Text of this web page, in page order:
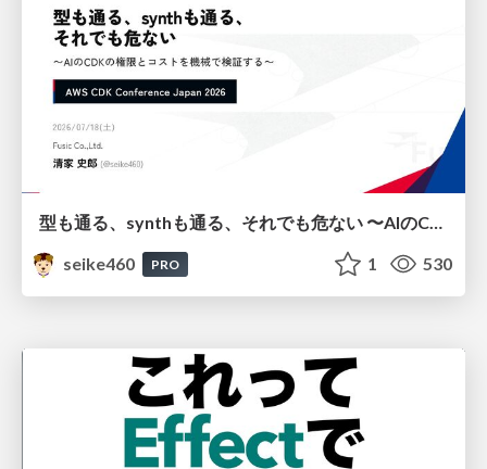
seike460
PRO 1 530